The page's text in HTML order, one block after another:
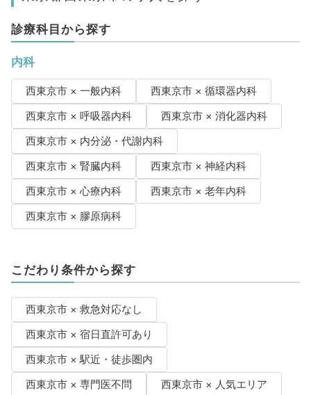
診療科目から探す
内科
西東京市 × 一般内科
西東京市 × 循環器内科
西東京市 × 呼吸器内科
西東京市 × 消化器内科
西東京市 × 内分泌・代謝内科
西東京市 × 腎臓内科
西東京市 × 神経内科
西東京市 × 心療内科
西東京市 × 老年内科
西東京市 × 膠原病科
こだわり条件から探す
西東京市 × 救急対応なし
西東京市 × 宿日直許可あり
西東京市 × 駅近・徒歩圏内
西東京市 × 専門医不問
西東京市 × 人気エリア